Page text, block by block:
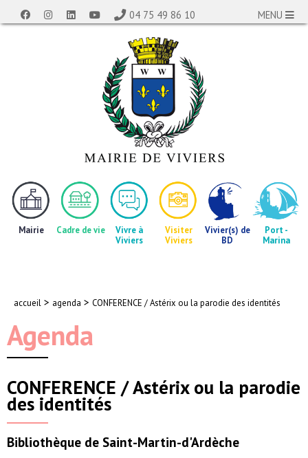
04 75 49 86 10 MENU
Mairie Cadre de vie
Vivre à
Viviers
Visiter
Viviers
Vivier(s) de
BD
Port -
Marina
accueil > agenda > CONFERENCE / Astérix ou la parodie des identités
Agenda
CONFERENCE / Astérix ou la parodie
des identités
Bibliothèque de Saint-Martin-d'Ardèche